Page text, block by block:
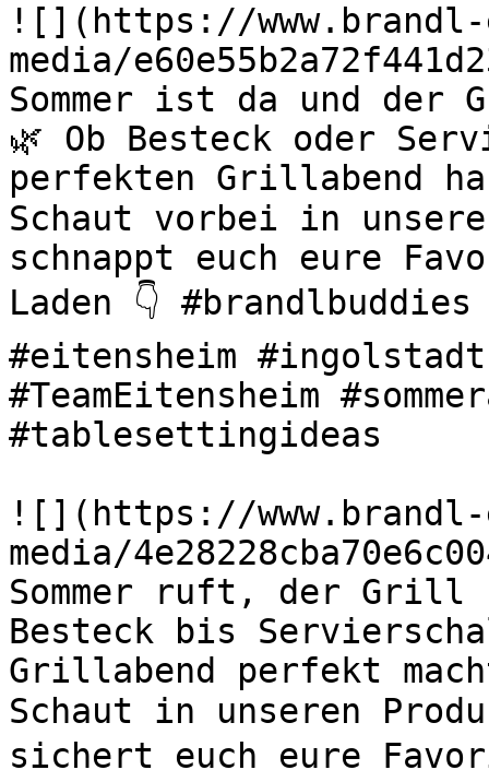
![](https://
media/
Sommer ist da und
🌿 Ob Besteck oder
perfekten Grillabend
Schaut vorbei in
schnappt euch eure
Laden 👇
#eitensheim
#TeamEitensheim
#tablesettingideas
![](https://
media/
Sommer ruft, der Grill
Besteck bis
Grillabend perfekt
Schaut in unseren
sichert euch eure